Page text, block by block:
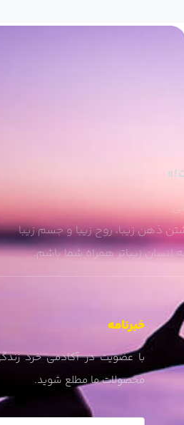
ذهن زیبا، روح زیبا و جسم زیبا
زیباتر همراه شما باشم.
خبرنامه
با عضویت در آکادمی خرد
محصولات ما مطلع شوید.